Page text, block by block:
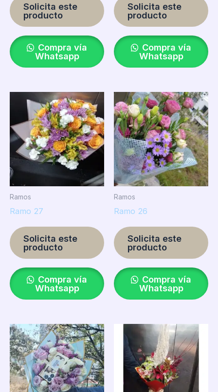
Solicita este
producto
Compra vía
Whatsapp
Solicita este
producto
Compra vía
Whatsapp
Ramos
Ramo 27
Solicita este
producto
Compra vía
Whatsapp
Ramos
Ramo 26
Solicita este
producto
Compra vía
Whatsapp